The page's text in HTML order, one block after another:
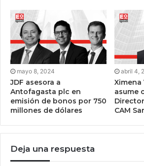
mayo 8, 2024
JDF asesora a
Antofagasta plc en
emisión de bonos por 750
millones de dólares
abril 4,
Ximena
asume
CAM
Deja una respuesta